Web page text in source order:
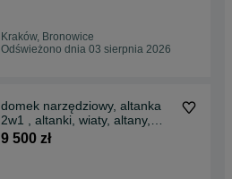
Kraków, Bronowice
Odświeżono dnia 03 sierpnia 2026
domek narzędziowy, altanka
2w1 , altanki, wiaty, altany,
drewutnia.
9 500 zł